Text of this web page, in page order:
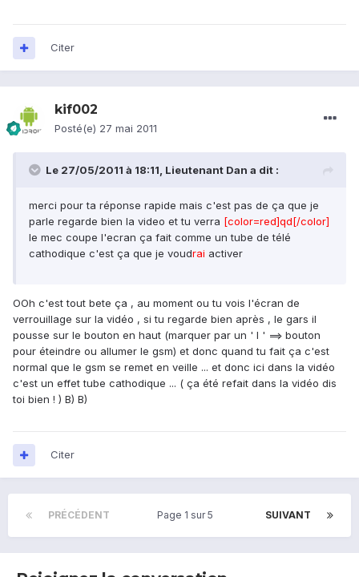
Citer
kif002
Posté(e) 27 mai 2011
Le 27/05/2011 à 18:11, Lieutenant Dan a dit :
merci pour ta réponse rapide mais c'est pas de ça que je
parle regarde bien la video et tu verra [color=red]qd[/color]
le mec coupe l'ecran ça fait comme un tube de télé
cathodique c'est ça que je voudrai activer
OOh c'est tout bete ça , au moment ou tu vois l'écran de
verrouillage sur la vidéo , si tu regarde bien après , le gars il
pousse sur le bouton en haut (marquer par un ' l ' ==> bouton
pour éteindre ou allumer le gsm) et donc quand tu fait ça c'est
normal que le gsm se remet en veille ... et donc ici dans la vidéo
c'est un effet tube cathodique ... ( ça été refait dans la vidéo dis
toi bien ! ) B) B)
Citer
PRÉCÉDENT SUIVANT
Page 1 sur 5